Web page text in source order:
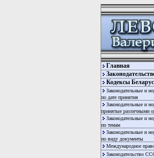
Главная
Кодексы
Законодательные и
по дате принятия
Законодательные и
принятые различными
Законодательные и
по темам
Законодательные и
по виду документы
Международное
Законодательство